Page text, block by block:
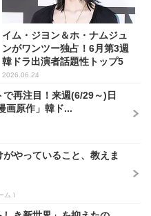
イム・ジヨン＆ホ・ナムジュ
ンがワンツー独占！6月第3週
韓ドラ出演者話題性トップ5
2026.06.24
で再注目！来週(6/29～)日
画原作」韓ド...
やっていること、教えま
ム )